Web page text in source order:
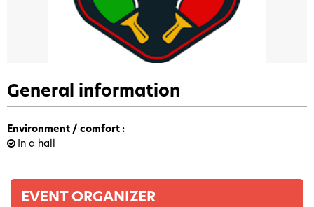
General information
Environment / comfort :
In a hall
EVENT ORGANIZER